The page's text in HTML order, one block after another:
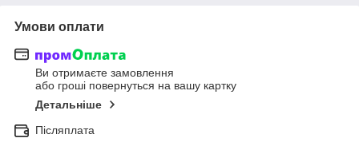
Умови оплати
Ви отримаєте замовлення
або гроші повернуться на вашу картку
Детальніше
Післяплата